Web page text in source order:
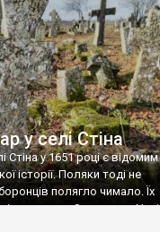
не […]
у селі Стіна
у 1651 році є відомим
історії. Поляки тоді не
полягло чимало. Їх
називався Замковим. Нині